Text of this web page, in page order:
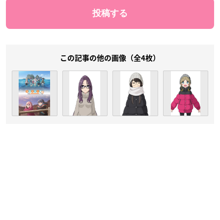
この記事の他の画像（全4枚）